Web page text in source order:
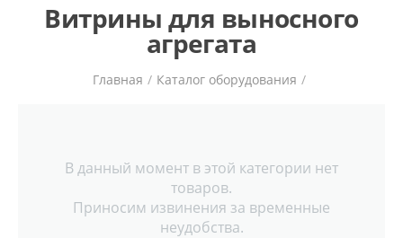
Витрины для выносного
агрегата
Главная / Каталог оборудования /
В данный момент в этой категории нет
товаров.
Приносим извинения за временные
неудобства.